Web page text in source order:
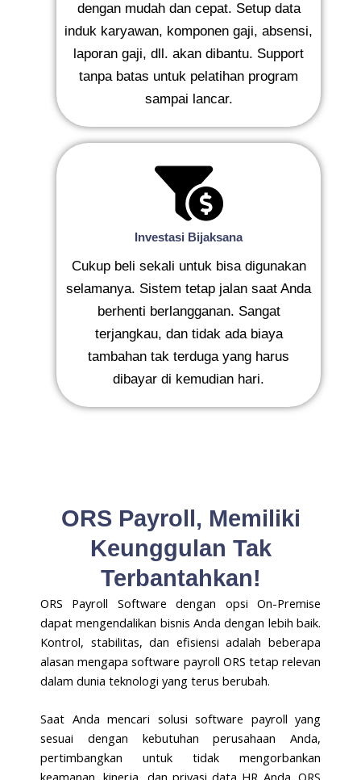
dengan mudah dan cepat. Setup data
induk karyawan, komponen gaji, absensi,
laporan gaji, dll. akan dibantu. Support
tanpa batas untuk pelatihan program
sampai lancar.
Investasi Bijaksana
Cukup beli sekali untuk bisa digunakan
selamanya. Sistem tetap jalan saat Anda
berhenti berlangganan. Sangat
terjangkau, dan tidak ada biaya
tambahan tak terduga yang harus
dibayar di kemudian hari.
ORS Payroll, Memiliki
Keunggulan Tak
Terbantahkan!
ORS Payroll Software dengan opsi On-Premise
dapat mengendalikan bisnis Anda dengan lebih baik.
Kontrol, stabilitas, dan efisiensi adalah beberapa
alasan mengapa software payroll ORS tetap relevan
dalam dunia teknologi yang terus berubah.
Saat Anda mencari solusi software payroll yang
sesuai dengan kebutuhan perusahaan Anda,
pertimbangkan untuk tidak mengorbankan